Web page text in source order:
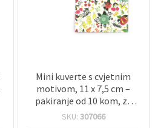
Mini kuverte s cvjetnim
motivom, 11 x 7,5 cm –
pakiranje od 10 kom, za
scrapbooking i
SKU: 307066